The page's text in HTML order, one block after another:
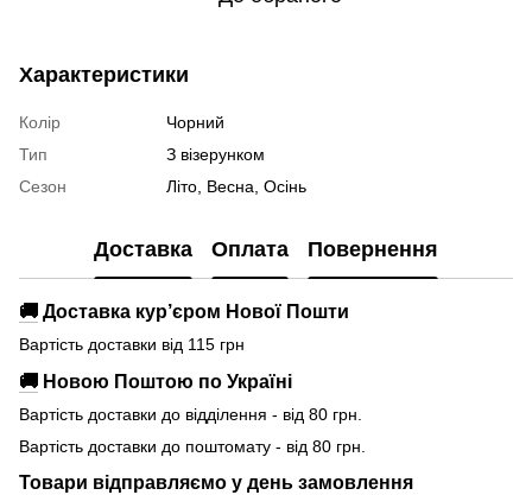
Характеристики
Колір
Чорний
Тип
З візерунком
Сезон
Літо, Весна, Осінь
Доставка Оплата Повернення
🚚 Доставка кур’єром Нової Пошти
Вартість доставки від 115 грн
🚚 Новою Поштою по Україні
Вартість доставки до відділення - від 80 грн.
Вартість доставки до поштомату - від 80 грн.
Товари відправляємо у день замовлення